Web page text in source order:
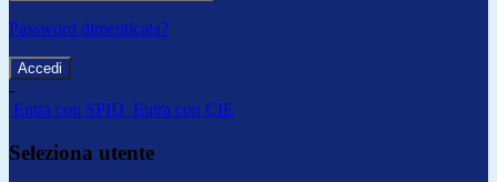
Password dimenticata?
-
Entra con SPID Entra con CIE
Seleziona utente